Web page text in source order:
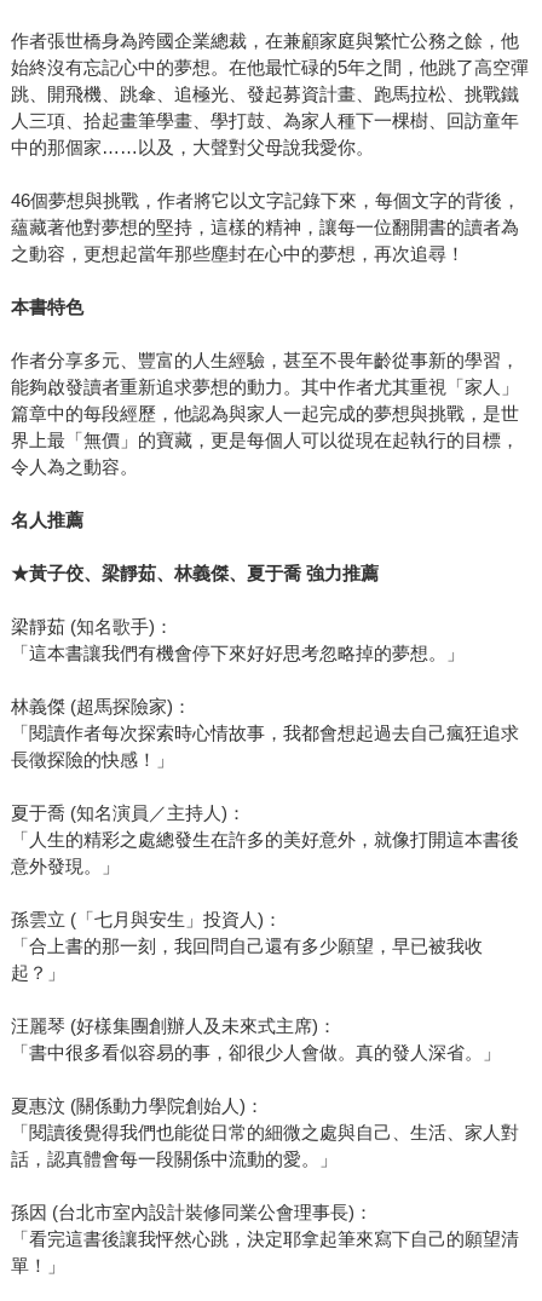
作者張世橋身為跨國企業總裁，在兼顧家庭與繁忙公務之餘，他
始終沒有忘記心中的夢想。在他最忙碌的5年之間，他跳了高空彈
跳、開飛機、跳傘、追極光、發起募資計畫、跑馬拉松、挑戰鐵
人三項、拾起畫筆學畫、學打鼓、為家人種下一棵樹、回訪童年
中的那個家……以及，大聲對父母說我愛你。
46個夢想與挑戰，作者將它以文字記錄下來，每個文字的背後，
蘊藏著他對夢想的堅持，這樣的精神，讓每一位翻開書的讀者為
之動容，更想起當年那些塵封在心中的夢想，再次追尋！
本書特色
作者分享多元、豐富的人生經驗，甚至不畏年齡從事新的學習，
能夠啟發讀者重新追求夢想的動力。其中作者尤其重視「家人」
篇章中的每段經歷，他認為與家人一起完成的夢想與挑戰，是世
界上最「無價」的寶藏，更是每個人可以從現在起執行的目標，
令人為之動容。
名人推薦
★黃子佼、梁靜茹、林義傑、夏于喬 強力推薦
梁靜茹 (知名歌手)：
「這本書讓我們有機會停下來好好思考忽略掉的夢想。」
林義傑 (超馬探險家)：
「閱讀作者每次探索時心情故事，我都會想起過去自己瘋狂追求
長徵探險的快感！」
夏于喬 (知名演員／主持人)：
「人生的精彩之處總發生在許多的美好意外，就像打開這本書後
意外發現。」
孫雲立 (「七月與安生」投資人)：
「合上書的那一刻，我回問自己還有多少願望，早已被我收
起？」
汪麗琴 (好樣集團創辦人及未來式主席)：
「書中很多看似容易的事，卻很少人會做。真的發人深省。」
夏惠汶 (關係動力學院創始人)：
「閱讀後覺得我們也能從日常的細微之處與自己、生活、家人對
話，認真體會每一段關係中流動的愛。」
孫因 (台北市室內設計裝修同業公會理事長)：
「看完這書後讓我怦然心跳，決定耶拿起筆來寫下自己的願望清
單！」